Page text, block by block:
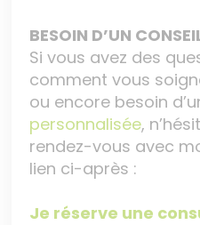
BESOIN D’UN
Si vous avez des
comment vous
ou encore besoin
personnalisée,
rendez-vous avec
lien ci-après :
Je réserve une